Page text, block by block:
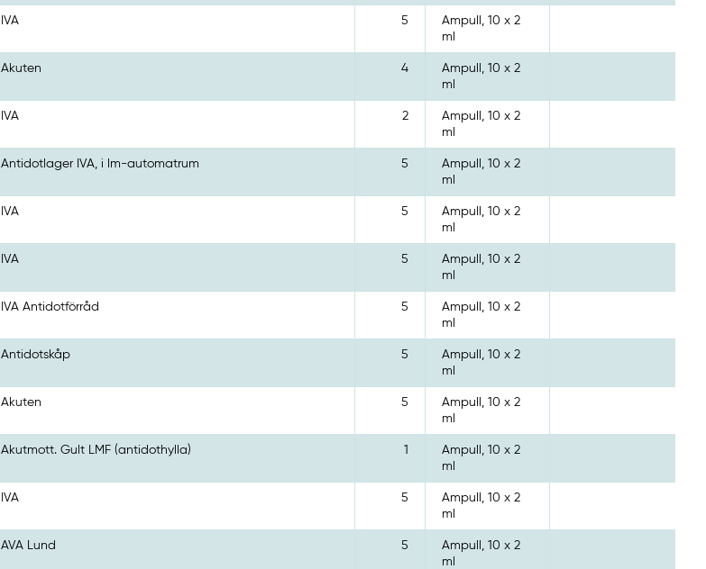
IVA 5
Ampull, 10 x 2
ml
Akuten 4
Ampull, 10 x 2
ml
IVA 2
Ampull, 10 x 2
ml
Antidotlager IVA, i lm-automatrum 5
Ampull, 10 x 2
ml
IVA 5
Ampull, 10 x 2
ml
IVA 5
Ampull, 10 x 2
ml
IVA Antidotförråd 5
Ampull, 10 x 2
ml
Antidotskåp 5
Ampull, 10 x 2
ml
Akuten 5
Ampull, 10 x 2
ml
Akutmott. Gult LMF (antidothylla) 1
Ampull, 10 x 2
ml
IVA 5
Ampull, 10 x 2
ml
AVA Lund 5
Ampull, 10 x 2
ml